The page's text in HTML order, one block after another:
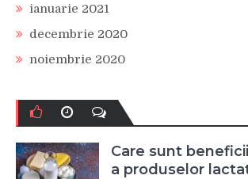
ianuarie 2021
decembrie 2020
noiembrie 2020
Care sunt
a produselor